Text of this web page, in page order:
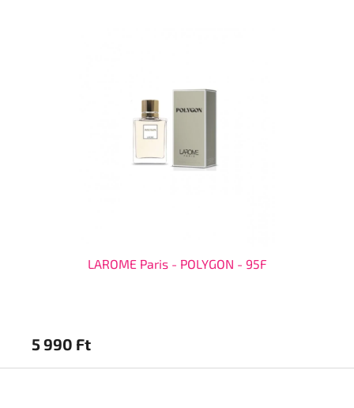
LAROME Paris - POLYGON - 95F
5 990 Ft